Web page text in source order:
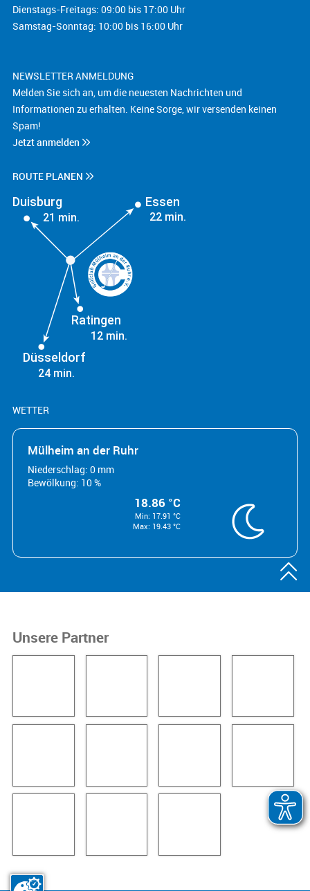
Dienstags-Freitags: 09:00 bis 17:00 Uhr
Samstag-Sonntag: 10:00 bis 16:00 Uhr
NEWSLETTER ANMELDUNG
Melden Sie sich an, um die neuesten Nachrichten und
Informationen zu erhalten. Keine Sorge, wir versenden keinen
Spam!
Jetzt anmelden
ROUTE PLANEN
Ratingen
Düsseldorf
Essen
Duisburg
21 min. 22 min.
12 min.
24 min.
WETTER
Mülheim an der Ruhr
Niederschlag: 0 mm
Bewölkung: 10 %
18.86 °C
Min: 17.91 °C
Max: 19.43 °C

Unsere Partner